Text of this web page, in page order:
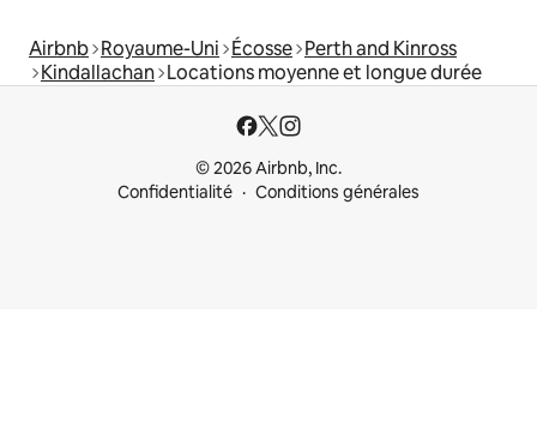
Airbnb Royaume-Uni Écosse Perth and Kinross
Kindallachan Locations moyenne et longue durée
© 2026 Airbnb, Inc.
Confidentialité
Conditions générales